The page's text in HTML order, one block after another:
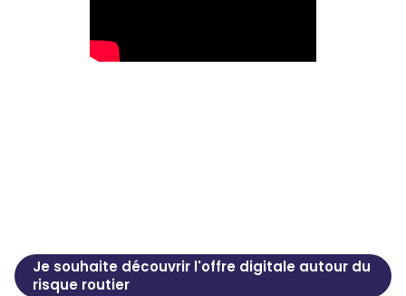
Je souhaite découvrir l'offre digitale autour du
risque routier